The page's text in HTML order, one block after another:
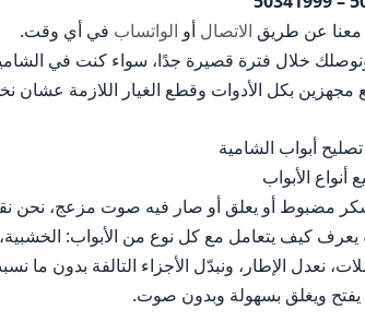
معنا عن طريق الاتصال أو الواتساب في أي وقت.
خلال فترة قصيرة جدًا، سواء كنت في
مجهزين بكل الأدوات وقطع الغيار اللازمة عشان
أبواب الشامية
مضبوط أو يعلق أو صار فيه صوت مزعج، نحن
يعرف كيف يتعامل مع كل نوع من الأبواب: الخشبية، MDF، أو حتى الأبواب المصفحة.
نعدل الإطار، ونبدّل الأجزاء التالفة بدون ما
يفتح ويغلق بسهولة وبدون صوت.